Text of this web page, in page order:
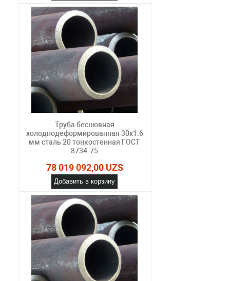
Труба бесшовная
холоднодеформированная 30х1.6
мм сталь 20 тонкостенная ГОСТ
8734-75
78 019 092,00 UZS
Добавить в корзину